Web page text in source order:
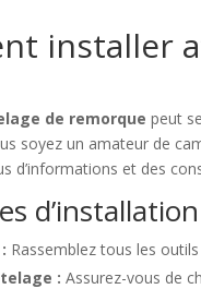
installer
de remorque peut
soyez un amateur de
d’informations et des
Rassemblez tous les
:Assurez-vous de